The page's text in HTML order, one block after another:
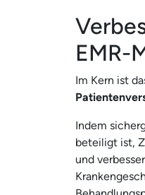
EMR-
Im Kern ist
Indem
beteiligt ist,
und